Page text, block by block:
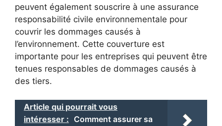
peuvent également souscrire à une assurance
responsabilité civile environnementale pour
couvrir les dommages causés à
l’environnement. Cette couverture est
importante pour les entreprises qui peuvent être
tenues responsables de dommages causés à
des tiers.
Article qui pourrait vous
intéresser : Comment assurer sa